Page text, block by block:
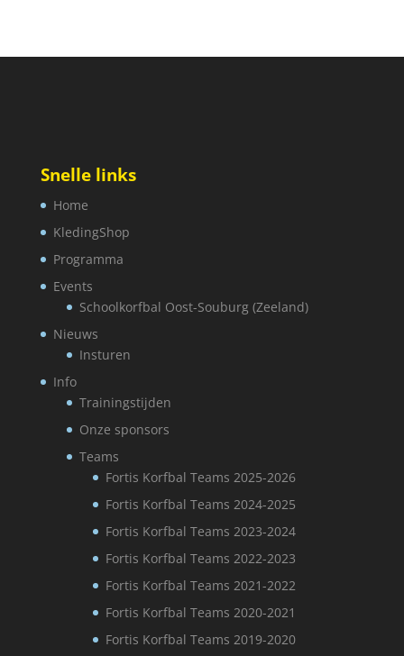
Snelle links
Home
KledingShop
Programma
Events
Schoolkorfbal Oost-Souburg (Zeeland)
Nieuws
Insturen
Info
Trainingstijden
Onze sponsors
Teams
Fortis Korfbal Teams 2025-2026
Fortis Korfbal Teams 2024-2025
Fortis Korfbal Teams 2023-2024
Fortis Korfbal Teams 2022-2023
Fortis Korfbal Teams 2021-2022
Fortis Korfbal Teams 2020-2021
Fortis Korfbal Teams 2019-2020